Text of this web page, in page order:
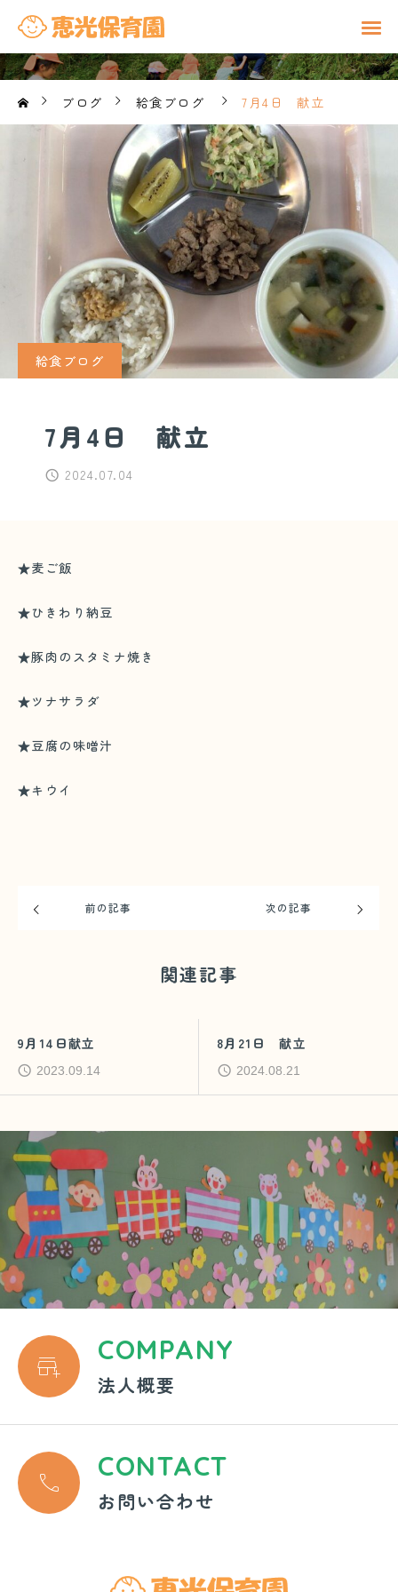
ブログ 給食ブログ 7月4日 献立
給食ブログ
7月4日 献立
2024.07.04
★麦ご飯
★ひきわり納豆
★豚肉のスタミナ焼き
★ツナサラダ
★豆腐の味噌汁
★キウイ
前の記事 次の記事
関連記事
9月14日献立
2023.09.14
8月21日 献立
2024.08.21
 COMPANY
法人概要
 CONTACT
お問い合わせ